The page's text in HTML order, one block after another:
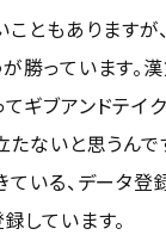
ともあります
勝っています
ギブアンドテイク
ないと思うんで
ている、データ
しています。